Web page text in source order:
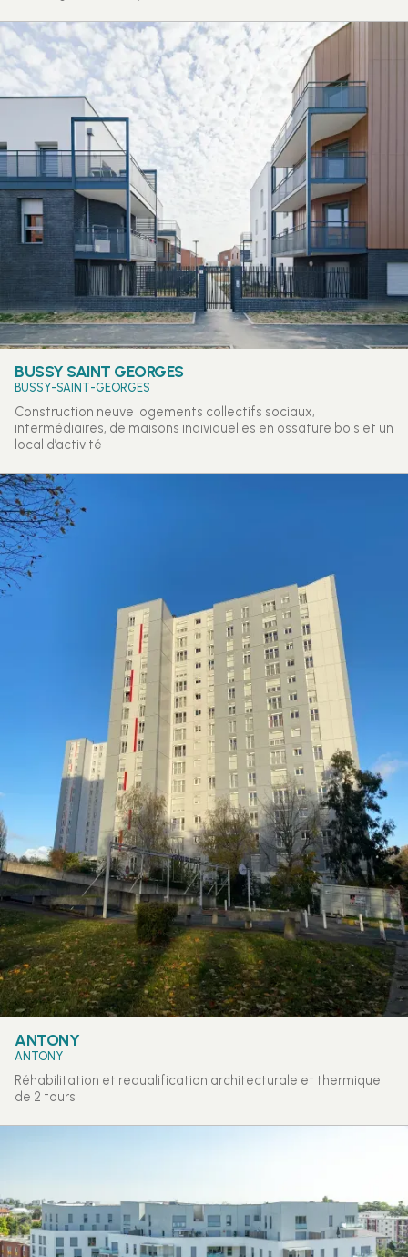
BUSSY SAINT GEORGES
BUSSY-SAINT-GEORGES
Construction neuve logements collectifs sociaux,
intermédiaires, de maisons individuelles en ossature bois et un
local d’activité
ANTONY
ANTONY
Réhabilitation et requalification architecturale et thermique
de 2 tours